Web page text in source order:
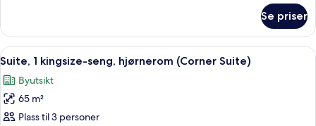
1
kingsize-
seng
King)
Se priser
Åpne
alle
bildene
av
Suite,
Suite, 1 kingsize-seng, hjørnerom
12
Suite, 1 kingsize-seng, hjørnerom (Corner Suite)
Byutsikt
65 m²
Plass til 3 personer